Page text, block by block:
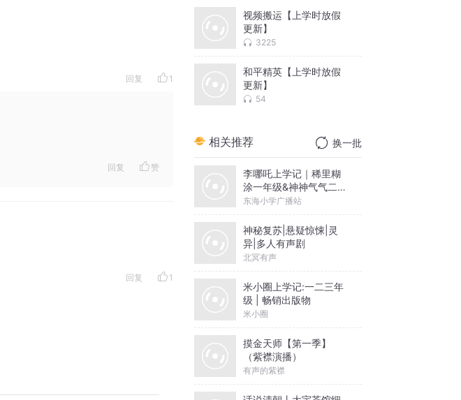
回复 1
回复 赞
回复 1
视频搬运【上学时放假
更新】
3225
和平精英【上学时放假
更新】
54
相关推荐 换一批
李哪吒上学记｜稀里糊
涂一年级&神神气气二年
级
东海小学广播站
神秘复苏|悬疑惊悚|灵
异|多人有声剧
北冥有声
米小圈上学记:一二三年
级 | 畅销出版物
米小圈
摸金天师【第一季】
（紫襟演播）
有声的紫襟